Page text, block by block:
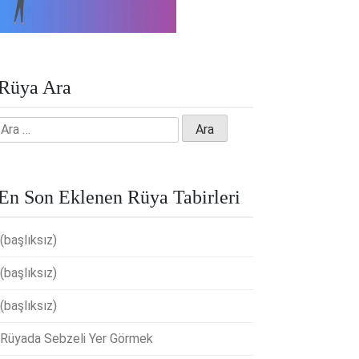
Ara
Son Eklenen Rüya Tabirleri
(başlıksız)
(başlıksız)
(başlıksız)
Rüyada Sebzeli Yer Görmek